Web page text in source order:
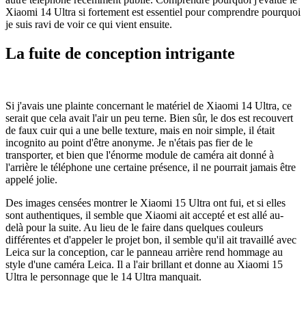
Xiaomi 14 Ultra si fortement est essentiel pour comprendre pourquoi
je suis ravi de voir ce qui vient ensuite.
La fuite de conception intrigante
Si j'avais une plainte concernant le matériel de Xiaomi 14 Ultra, ce
serait que cela avait l'air un peu terne. Bien sûr, le dos est recouvert
de faux cuir qui a une belle texture, mais en noir simple, il était
incognito au point d'être anonyme. Je n'étais pas fier de le
transporter, et bien que l'énorme module de caméra ait donné à
l'arrière le téléphone une certaine présence, il ne pourrait jamais être
appelé jolie.
Des images censées montrer le Xiaomi 15 Ultra ont fui, et si elles
sont authentiques, il semble que Xiaomi ait accepté et est allé au-
delà pour la suite. Au lieu de le faire dans quelques couleurs
différentes et d'appeler le projet bon, il semble qu'il ait travaillé avec
Leica sur la conception, car le panneau arrière rend hommage au
style d'une caméra Leica. Il a l'air brillant et donne au Xiaomi 15
Ultra le personnage que le 14 Ultra manquait.